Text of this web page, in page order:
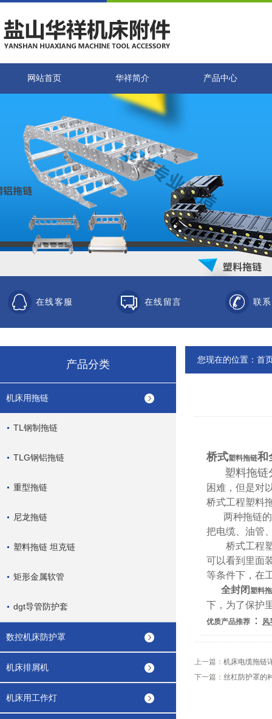
网站首页 华祥简介 产品中心
在线客服 在线留言 联
产品分类
机床用拖链
TL钢制拖链
TLG钢铝拖链
重型拖链
尼龙拖链
塑料拖链 坦克链
矩形金属软管
dgt导管防护套
数控机床防护罩
机床排屑机
机床用工作灯
您现在的位置： 首
桥式塑料拖链和
塑料拖链
困难，但是对
桥式工程塑料
两种拖链的
把电缆、油管
桥式工程塑
可以看到里面
等条件下，在
全封闭塑料
下，为了保护
优质产品推荐 ： 风
上一篇： 机床电缆拖链
下一篇： 丝杠防护罩的